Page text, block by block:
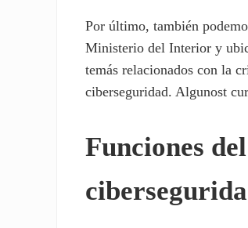
Por último, también
Ministerio del Interior y
temás relacionados con la
ciberseguridad. Algunost
Funciones